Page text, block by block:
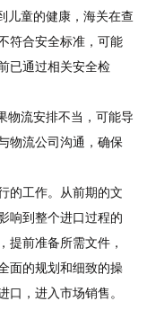
儿童的健康，海关在查
符合安全标准，可能
已通过相关安全检
物流安排不当，可能导
物流公司沟通，确保
的工作。从前期的文
响到整个进口过程的
提前准备所需文件，
面的规划和细致的操
口，进入市场销售。